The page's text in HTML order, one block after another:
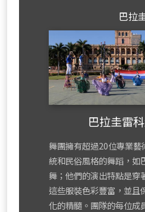
巴拉
巴拉圭雷
舞團擁有超過20位專業藝
統和民俗風格的舞蹈，如
舞；他們的演出特點是穿
這些服裝色彩豐富，並且
化的精髓。團隊的每位